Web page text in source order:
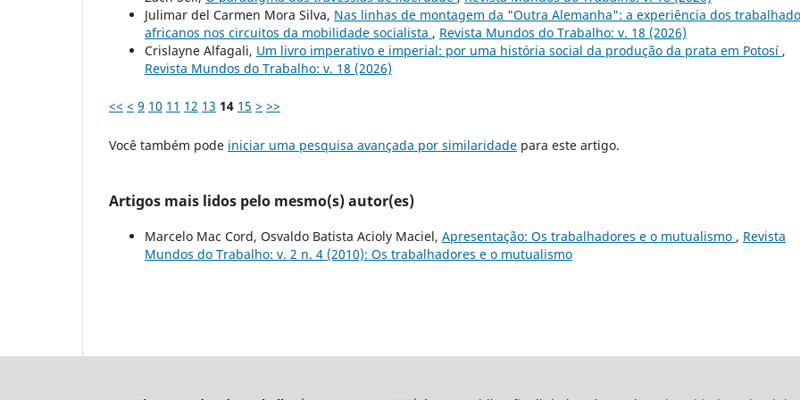
Julimar del Carmen Mora Silva, Nas linhas de montagem da "Outra Alemanha": a experiência dos
africanos nos circuitos da mobilidade socialista , Revista Mundos do Trabalho: v. 18 (2026)
Crislayne Alfagali, Um livro imperativo e imperial: por uma história social da produção da prata em Potosí ,
Revista Mundos do Trabalho: v. 18 (2026)
<< < 9 10 11 12 13 14 15 > >>
Você também pode iniciar uma pesquisa avançada por similaridade para este artigo.
Artigos mais lidos pelo mesmo(s) autor(es)
Marcelo Mac Cord, Osvaldo Batista Acioly Maciel, Apresentação: Os trabalhadores e o mutualismo , Revista
Mundos do Trabalho: v. 2 n. 4 (2010): Os trabalhadores e o mutualismo